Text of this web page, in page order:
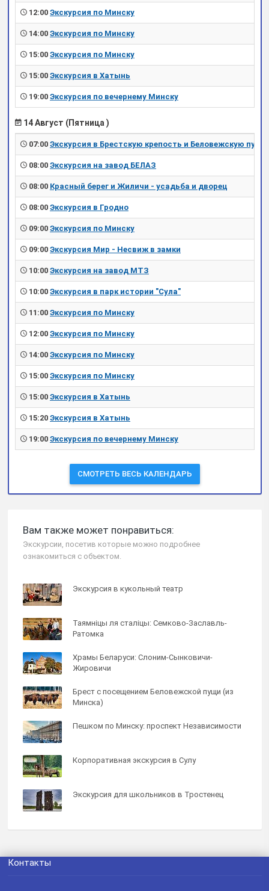
12:00 Экскурсия по Минску
14:00 Экскурсия по Минску
15:00 Экскурсия по Минску
15:00 Экскурсия в Хатынь
19:00 Экскурсия по вечернему Минску
14 Август (Пятница )
07:00 Экскурсия в Брестскую крепость и Беловежскую пущу
08:00 Экскурсия на завод БЕЛАЗ
08:00 Красный берег и Жиличи - усадьба и дворец
08:00 Экскурсия в Гродно
09:00 Экскурсия по Минску
09:00 Экскурсия Мир - Несвиж в замки
10:00 Экскурсия на завод МТЗ
10:00 Экскурсия в парк истории "Сула"
11:00 Экскурсия по Минску
12:00 Экскурсия по Минску
14:00 Экскурсия по Минску
15:00 Экскурсия по Минску
15:00 Экскурсия в Хатынь
15:20 Экскурсия в Хатынь
19:00 Экскурсия по вечернему Минску
СМОТРЕТЬ ВЕСЬ КАЛЕНДАРЬ
Вам также может понравиться:
Экскурсии, посетив которые можно подробнее
ознакомиться с объектом.
Экскурсия в кукольный театр
Таямнiцы ля сталiцы: Семково-Заславль-
Ратомка
Храмы Беларуси: Слоним-Сынковичи-
Жировичи
Брест с посещением Беловежской пущи (из
Минска)
Пешком по Минску: проспект Независимости
Корпоративная экскурсия в Сулу
Экскурсия для школьников в Тростенец
Контакты